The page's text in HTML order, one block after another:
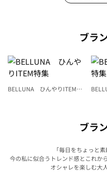
ブラ
BELLUNA ひんやりITEM特
ブラ
「毎日をちょっと
今の私に似合うトレンド感とこれか
オシャレを楽しむ大